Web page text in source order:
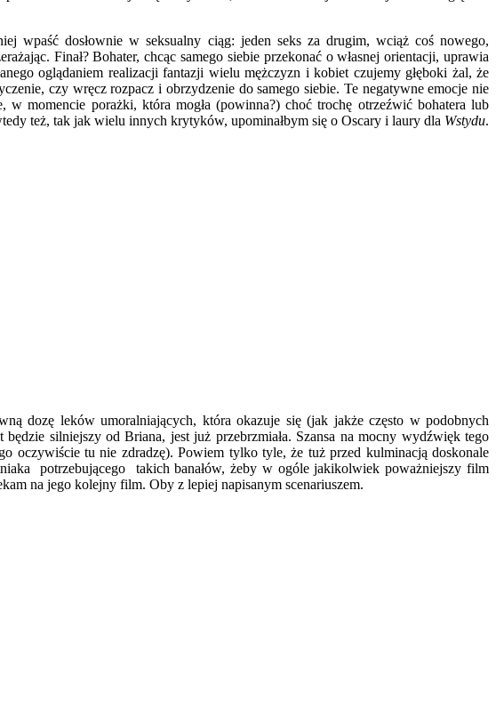
dosłownie w seksualny ciąg: jeden seks za drugim, wciąż coś nowego,
Finał? Bohater, chcąc samego siebie przekonać o własnej orientacji, uprawia
oglądaniem realizacji fantazji wielu mężczyzn i kobiet czujemy głęboki żal, że
czy wręcz rozpacz i obrzydzenie do samego siebie. Te negatywne emocje nie
momencie porażki, która mogła (powinna?) choć trochę otrzeźwić bohatera lub
też, tak jak wielu innych krytyków, upominałbym się o Oscary i laury dla Wstydu.
dozę leków umoralniających, która okazuje się (jak jakże często w podobnych
silniejszy od Briana, jest już przebrzmiała. Szansa na mocny wydźwięk tego
oczywiście tu nie zdradzę). Powiem tylko tyle, że tuż przed kulminacją doskonale
potrzebującego takich banałów, żeby w ogóle jakikolwiek poważniejszy film
na jego kolejny film. Oby z lepiej napisanym scenariuszem.